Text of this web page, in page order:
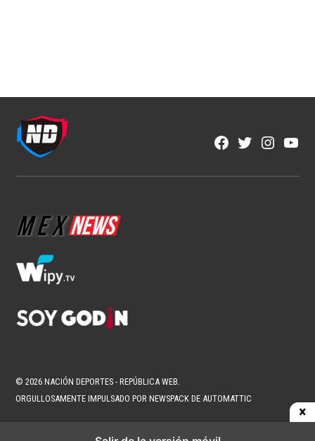
Facebook
Twitter
© 2026 NACIÓN DEPORTES - REPÚBLICA WEB.
ORGULLOSAMENTE IMPULSADO POR NEWSPACK DE AUTOMATTIC